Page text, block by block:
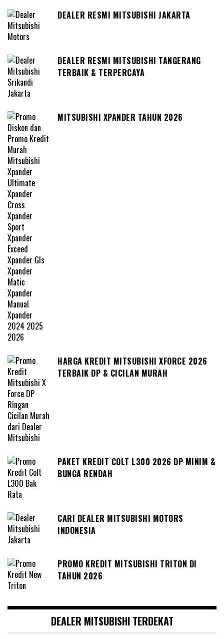
DEALER RESMI MITSUBISHI JAKARTA
DEALER RESMI MITSUBISHI TANGERANG
TERBAIK & TERPERCAYA
MITSUBISHI XPANDER TAHUN 2026
HARGA KREDIT MITSUBISHI XFORCE 2026
TERBAIK DP & CICILAN MURAH
PAKET KREDIT COLT L300 2026 DP MINIM &
BUNGA RENDAH
CARI DEALER MITSUBISHI MOTORS
INDONESIA
PROMO KREDIT MITSUBISHI TRITON DI
TAHUN 2026
DEALER MITSUBISHI TERDEKAT